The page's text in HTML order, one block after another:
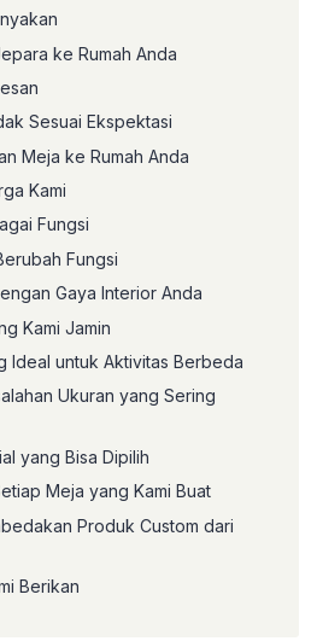
ke Rumah Anda
Sesuai Ekspektasi
Meja ke Rumah Anda
Kami
Fungsi
Fungsi
Gaya Interior Anda
Kami Jamin
Ideal untuk Aktivitas Berbeda
Ukuran yang Sering
yang Bisa Dipilih
Meja yang Kami Buat
Produk Custom dari
Berikan